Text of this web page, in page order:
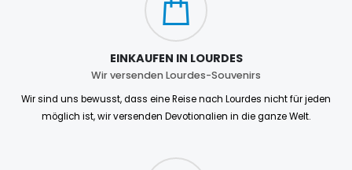
EINKAUFEN IN LOURDES
Wir versenden Lourdes-Souvenirs
Wir sind uns bewusst, dass eine Reise nach Lourdes nicht für jeden
möglich ist, wir versenden Devotionalien in die ganze Welt.